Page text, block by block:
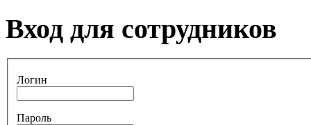
Вход для сотрудников
Логин
Пароль